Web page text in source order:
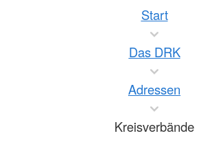
Start
Das DRK
Adressen
Kreisverbände